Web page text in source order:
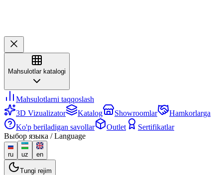
Mahsulotlar katalogi
Mahsulotlarni taqqoslash
3D Vizualizator
Katalog Showroomlar
Hamkorlarga
Ko'p beriladigan savollar
Outlet
Sertifikatlar
Выбор языка / Language
ru uz en
Tungi rejim